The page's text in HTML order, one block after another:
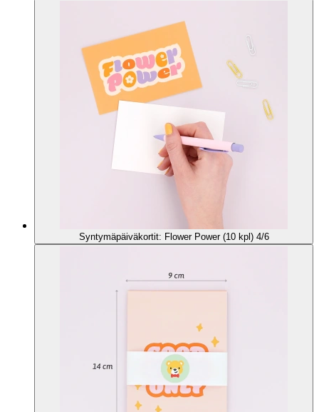
Syntymäpäiväkortit: Flower Power (10 kpl) 4/6